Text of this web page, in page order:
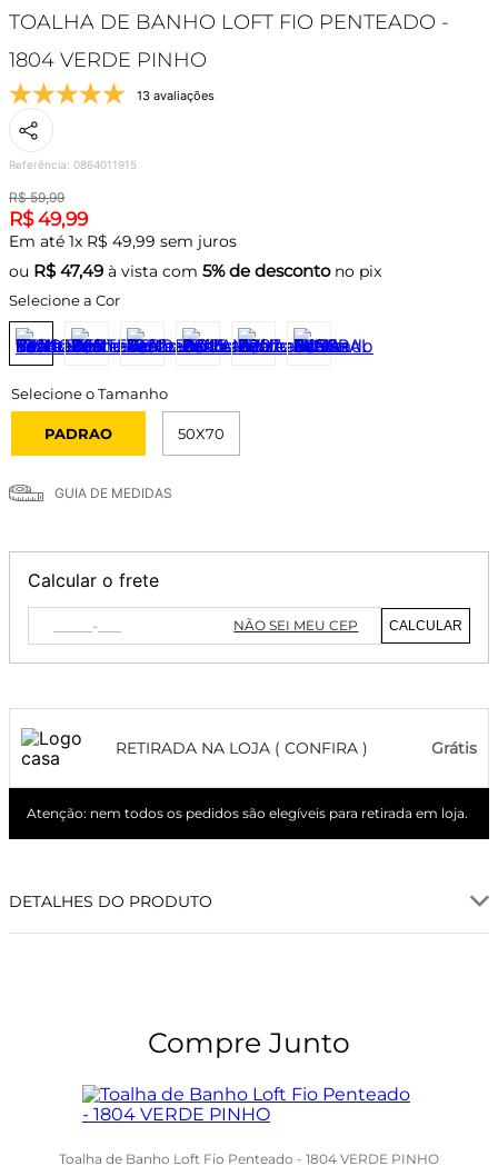
TOALHA DE BANHO LOFT FIO PENTEADO -
1804 VERDE PINHO
13 avaliações
Referência: 0864011915
R$ 59,99
R$ 49,99
Em até 1x R$ 49,99 sem juros
ou R$ 47,49 à vista com 5% de descontono pix
Selecione a Cor
PADRAO 50X70
GUIA DE MEDIDAS
Calcular o frete
NÃO SEI MEU CEP CALCULAR
RETIRADA NA LOJA ( CONFIRA ) Grátis
Atenção: nem todos os pedidos são elegíveis para retirada em loja.
DETALHES DO PRODUTO
Compre Junto
Toalha de Banho Loft Fio Penteado - 1804 VERDE PINHO